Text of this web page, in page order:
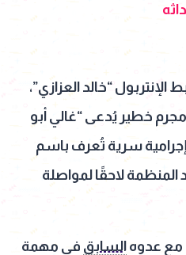
“خالد العزازي”،
خطير يُدعى “غالي أبو
سرية تُعرف باسم
لاحقًا لمواصلة
مع عدوه السابق في مهمة